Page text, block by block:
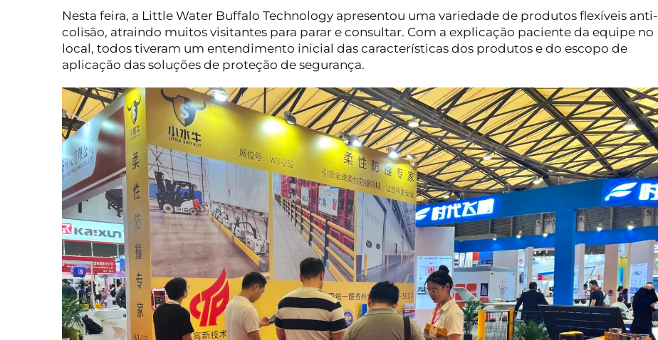
Nesta feira, a Little Water Buffalo Technology apresentou uma variedade de produtos flexíveis anti-
colisão, atraindo muitos visitantes para parar e consultar. Com a explicação paciente da equipe no
local, todos tiveram um entendimento inicial das características dos produtos e do escopo de
aplicação das soluções de proteção de segurança.